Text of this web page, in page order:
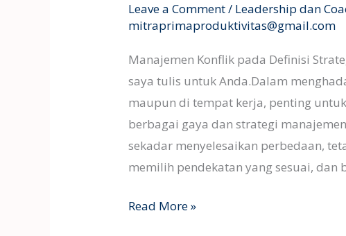
Leave a Comment/ Leadership dan
mitraprimaproduktivitas@gmail.com
Manajemen Konflik pada Definisi
saya tulis untuk Anda.Dalam
maupun di tempat kerja, penting
berbagai gaya dan strategi
sekadar menyelesaikan perbedaan,
memilih pendekatan yang sesuai,
dan
Read More »